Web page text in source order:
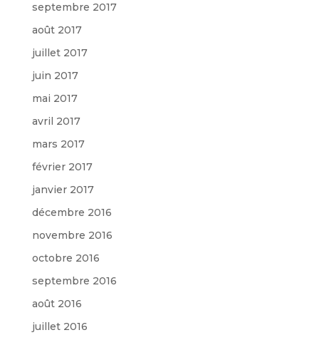
septembre 2017
août 2017
juillet 2017
juin 2017
mai 2017
avril 2017
mars 2017
février 2017
janvier 2017
décembre 2016
novembre 2016
octobre 2016
septembre 2016
août 2016
juillet 2016